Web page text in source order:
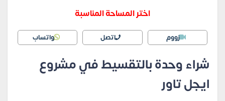
اختر المساحة المناسبة
زووم اتصل واتساب
شراء وحدة بالتقسيط في مشروع
ايجل تاور